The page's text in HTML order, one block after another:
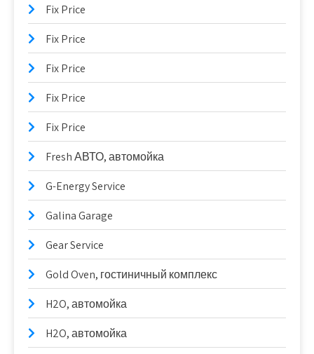
Fix Price
Fix Price
Fix Price
Fix Price
Fix Price
Fresh АВТО, автомойка
G-Energy Service
Galina Garage
Gear Service
Gold Oven, гостиничный комплекс
H2O, автомойка
H2O, автомойка